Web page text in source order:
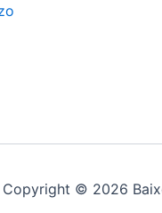
Copyright © 2026